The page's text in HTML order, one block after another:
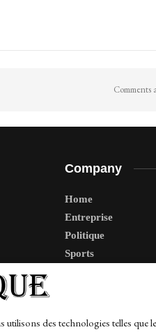
des technologies telles que
Comments
Company
Home
Entreprise
Politique
Sports